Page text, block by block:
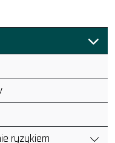
ryzykiem